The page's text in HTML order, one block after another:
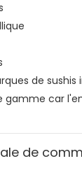
de sushis
gamme car
de